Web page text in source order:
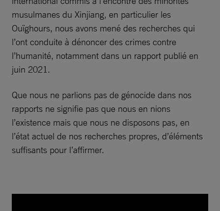
musulmanes du Xinjiang, en particulier les
Ouïghours, nous avons mené des recherches qui
l’ont conduite à dénoncer des crimes contre
l’humanité, notamment dans un rapport publié en
juin 2021.
Que nous ne parlions pas de génocide dans nos
rapports ne signifie pas que nous en nions
l’existence mais que nous ne disposons pas, en
l’état actuel de nos recherches propres, d’éléments
suffisants pour l’affirmer.